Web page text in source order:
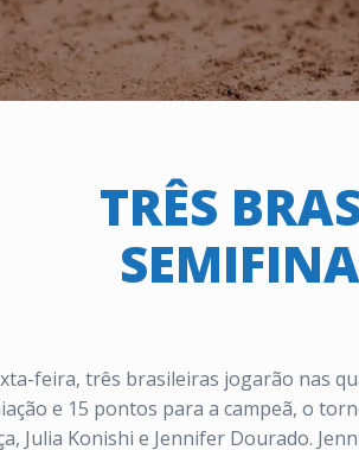
TRÊS
feira, três brasileiras jogarão nas
e 15 pontos para a campeã, o
Julia Konishi e Jennifer Dourado.